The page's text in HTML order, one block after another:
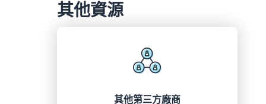
其他資源
其他第三方廠商